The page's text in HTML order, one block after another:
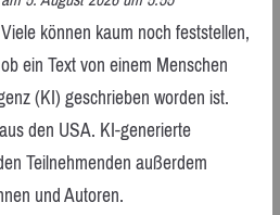
Viele können kaum noch feststellen,
ob ein Text von einem Menschen
(KI) geschrieben worden ist.
den USA. KI-generierte
Teilnehmenden außerdem
und Autoren.